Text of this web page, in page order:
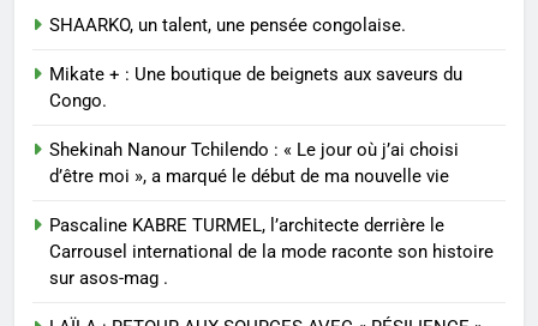
SHAARKO, un talent, une pensée congolaise.
Mikate + : Une boutique de beignets aux saveurs du
Congo.
Shekinah Nanour Tchilendo : « Le jour où j’ai choisi
d’être moi », a marqué le début de ma nouvelle vie
Pascaline KABRE TURMEL, l’architecte derrière le
Carrousel international de la mode raconte son histoire
sur asos-mag .